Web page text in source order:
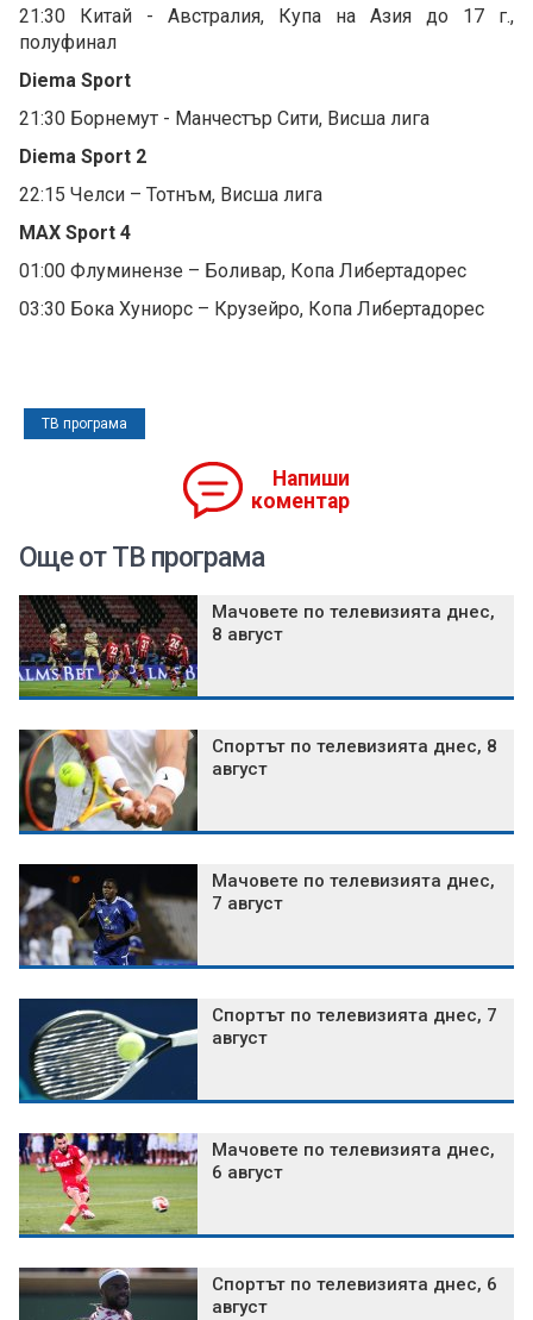
21:30 Китай - Австралия, Купа на Азия до 17 г.,
полуфинал
Diema Sport
21:30 Борнемут - Манчестър Сити, Висша лига
Diema Sport 2
22:15 Челси – Тотнъм, Висша лига
MAX Sport 4
01:00 Флуминензе – Боливар, Копа Либертадорес
03:30 Бока Хуниорс – Крузейро, Копа Либертадорес
ТВ програма
Напиши
коментар
Още от ТВ програма
Мачовете по телевизията днес,
8 август
Спортът по телевизията днес, 8
август
Мачовете по телевизията днес,
7 август
Спортът по телевизията днес, 7
август
Мачовете по телевизията днес,
6 август
Спортът по телевизията днес, 6
август